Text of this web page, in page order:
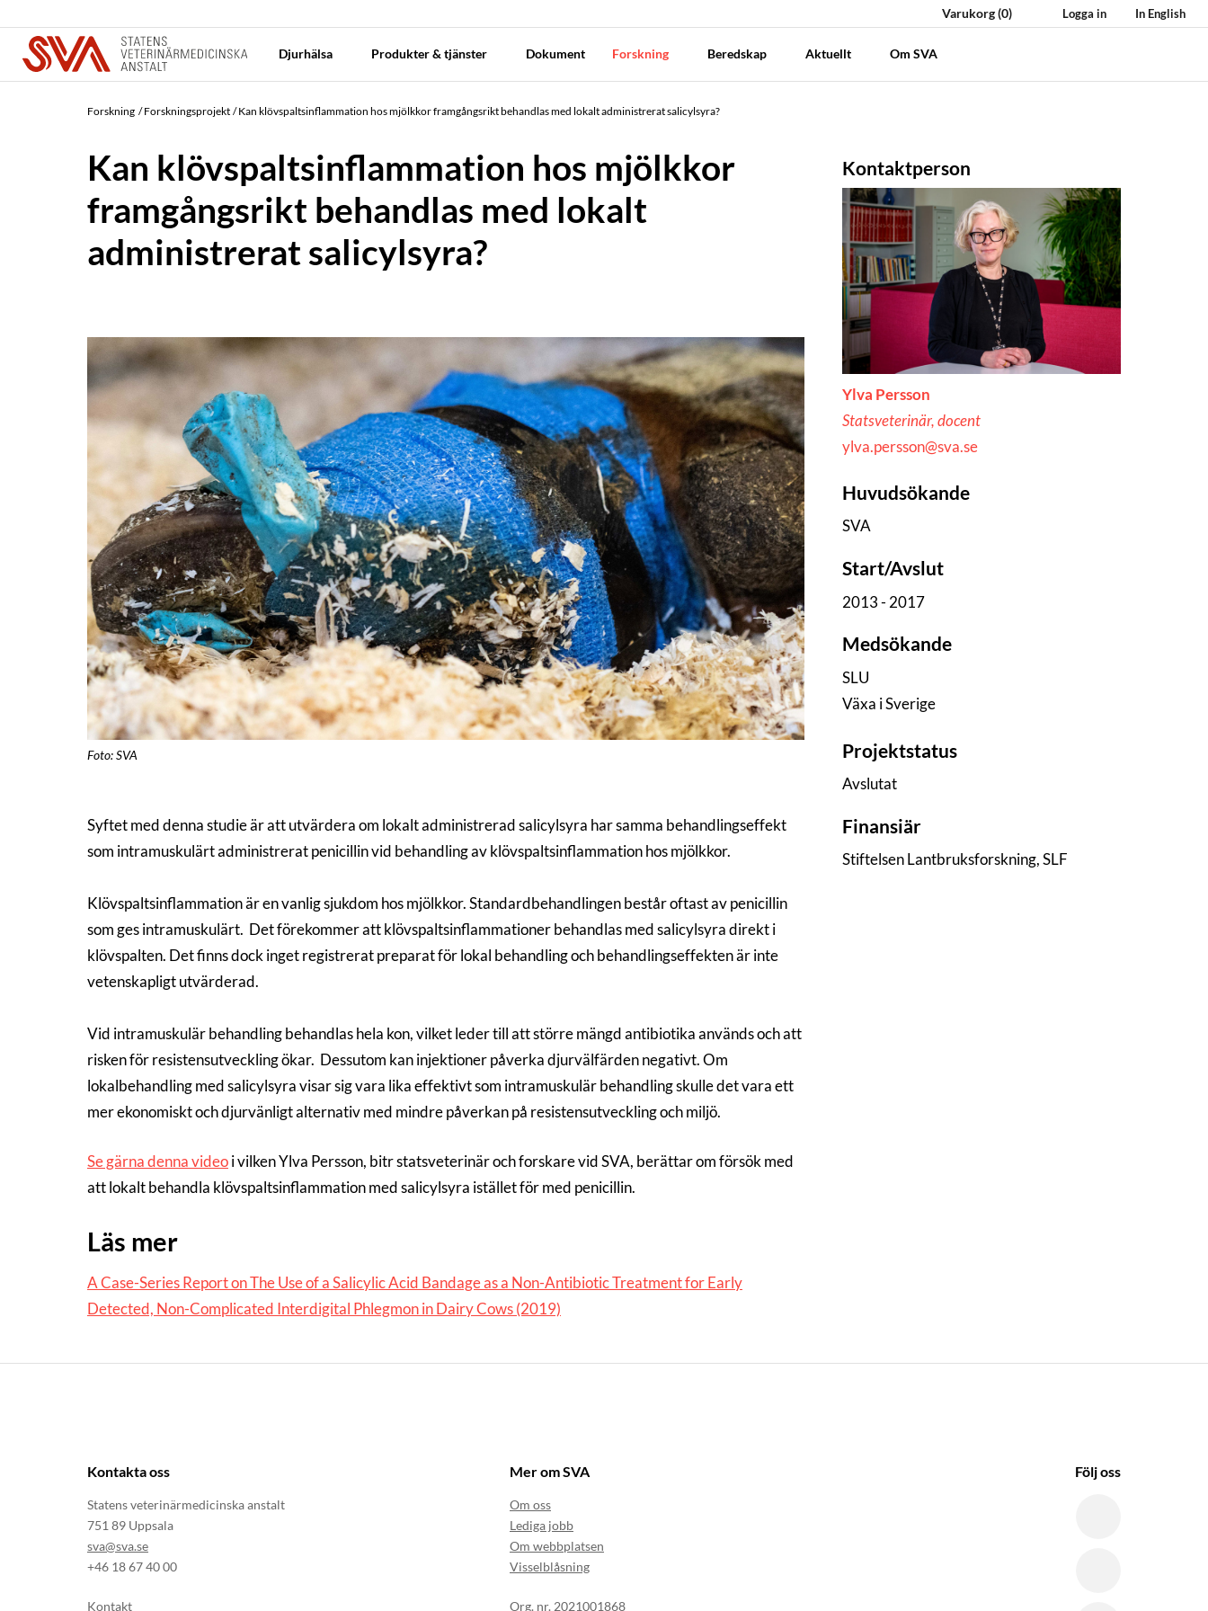
Varukorg(0) Logga in In English
Djurhälsa Produkter & tjänster Dokument Forskning Beredskap Aktuellt Om SVA
Forskning Forskningsprojekt Kan klövspaltsinflammation hos mjölkkor framgångsrikt behandlas med lokalt administrerat salicylsyra?
Kan klövspaltsinflammation hos mjölkkor
framgångsrikt behandlas med lokalt
administrerat salicylsyra?
Foto: SVA
Syftet med denna studie är att utvärdera om lokalt administrerad salicylsyra har samma behandlingseffekt
som intramuskulärt administrerat penicillin vid behandling av klövspaltsinflammation hos mjölkkor.
Klövspaltsinflammation är en vanlig sjukdom hos mjölkkor. Standardbehandlingen består oftast av penicillin
som ges intramuskulärt. Det förekommer att klövspaltsinflammationer behandlas med salicylsyra direkt i
klövspalten. Det finns dock inget registrerat preparat för lokal behandling och behandlingseffekten är inte
vetenskapligt utvärderad.
Vid intramuskulär behandling behandlas hela kon, vilket leder till att större mängd antibiotika används och att
risken för resistensutveckling ökar. Dessutom kan injektioner påverka djurvälfärden negativt. Om
lokalbehandling med salicylsyra visar sig vara lika effektivt som intramuskulär behandling skulle det vara ett
mer ekonomiskt och djurvänligt alternativ med mindre påverkan på resistensutveckling och miljö.
Se gärna denna videoi vilken Ylva Persson, bitr statsveterinär och forskare vid SVA, berättar om försök med
att lokalt behandla klövspaltsinflammation med salicylsyra istället för med penicillin.
Läs mer
A Case-Series Report on The Use of a Salicylic Acid Bandage as a Non-Antibiotic Treatment for Early
Detected, Non-Complicated Interdigital Phlegmon in Dairy Cows (2019)
Kontaktperson
Ylva Persson
Statsveterinär, docent
ylva.persson@sva.se
Huvudsökande
SVA
Start/Avslut
2013 - 2017
Medsökande
SLU
Växa i Sverige
Projektstatus
Avslutat
Finansiär
Stiftelsen Lantbruksforskning, SLF
Kontakta oss
Statens veterinärmedicinska anstalt
751 89 Uppsala
sva@sva.se
+46 18 67 40 00
Kontakt
Mer om SVA
Om oss
Lediga jobb
Om webbplatsen
Visselblåsning
Org. nr. 2021001868
Följ oss